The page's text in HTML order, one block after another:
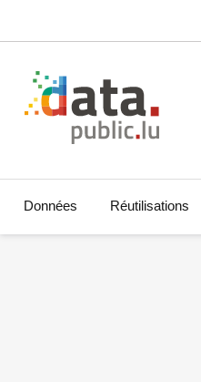
Données Réutilisations